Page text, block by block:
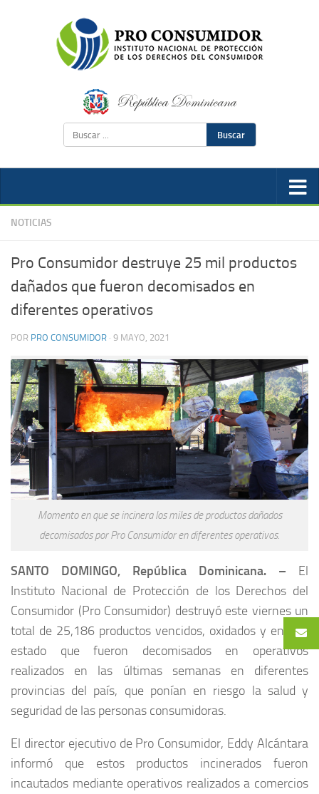
Buscar
NOTICIAS
Pro Consumidor destruye 25 mil productos
dañados que fueron decomisados en
diferentes operativos
POR PRO CONSUMIDOR · 9 MAYO, 2021
Momento en que se incinera los miles de productos dañados
decomisados por Pro Consumidor en diferentes operativos.
SANTO DOMINGO, República Dominicana. – El
Instituto Nacional de Protección de los Derechos del
Consumidor (Pro Consumidor) destruyó este viernes un
total de 25,186 productos vencidos, oxidados y en mal
estado que fueron decomisados en operativos
realizados en las últimas semanas en diferentes
provincias del país, que ponían en riesgo la salud y
seguridad de las personas consumidoras.
El director ejecutivo de Pro Consumidor, Eddy Alcántara
informó que estos productos incinerados fueron
incautados mediante operativos realizados a comercios